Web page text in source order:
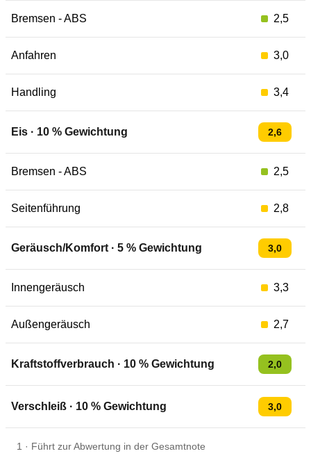
Bremsen - ABS 2,5
Anfahren 3,0
Handling 3,4
Eis · 10 % Gewichtung 2,6
Bremsen - ABS 2,5
Seitenführung 2,8
Geräusch/Komfort · 5 % Gewichtung 3,0
Innengeräusch 3,3
Außengeräusch 2,7
Kraftstoffverbrauch · 10 % Gewichtung 2,0
Verschleiß · 10 % Gewichtung 3,0
1 · Führt zur Abwertung in der Gesamtnote